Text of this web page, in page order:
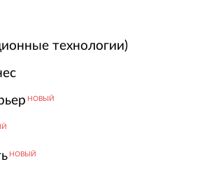
технологии)
НОВЫЙ
НОВЫЙ